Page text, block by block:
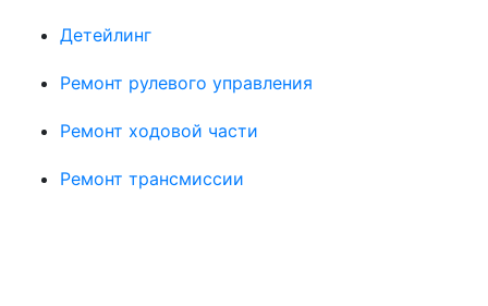
Детейлинг
Ремонт рулевого управления
Ремонт ходовой части
Ремонт трансмиссии